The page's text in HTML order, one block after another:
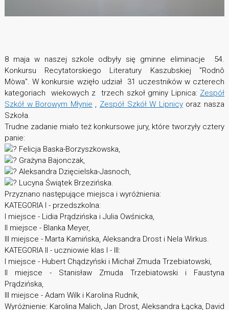
8 maja w naszej szkole odbyły się gminne eliminacje 54.
Konkursu Recytatorskiego Literatury Kaszubskiej "Rodnô
Mòwa". W konkursie wzięło udział 31 uczestników w czterech
kategoriach wiekowych z trzech szkoł gminy Lipnica: Zespół
Szkół w Borowym Młynie , Zespół Szkół W Lipnicyoraz nasza
Szkoła.
Trudne zadanie miało też konkursowe jury, które tworzyły cztery
panie:
Felicja Baska-Borzyszkowska,
Grażyna Bajonczak,
Aleksandra Dzięcielska-Jasnoch,
Lucyna Świątek Brzezińska.
Przyznano następujące miejsca i wyróżnienia:
KATEGORIA I - przedszkolna:
I miejsce - Lidia Prądzińska i Julia Owśnicka,
II miejsce - Blanka Meyer,
III miejsce - Marta Kamińska, Aleksandra Drost i Nela Wirkus.
KATEGORIA II - uczniowie klas I - III:
I miejsce - Hubert Chądzyński i Michał Zmuda Trzebiatowski,
II miejsce - Stanisław Zmuda Trzebiatowski i Faustyna
Prądzińska,
III miejsce - Adam Wilk i Karolina Rudnik,
Wyróżnienie: Karolina Malich, Jan Drost, Aleksandra Łącka, David